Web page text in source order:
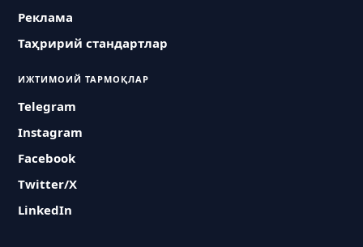
Реклама
Таҳририй стандартлар
ИЖТИМОИЙ ТАРМОҚЛАР
Telegram
Instagram
Facebook
Twitter/X
LinkedIn